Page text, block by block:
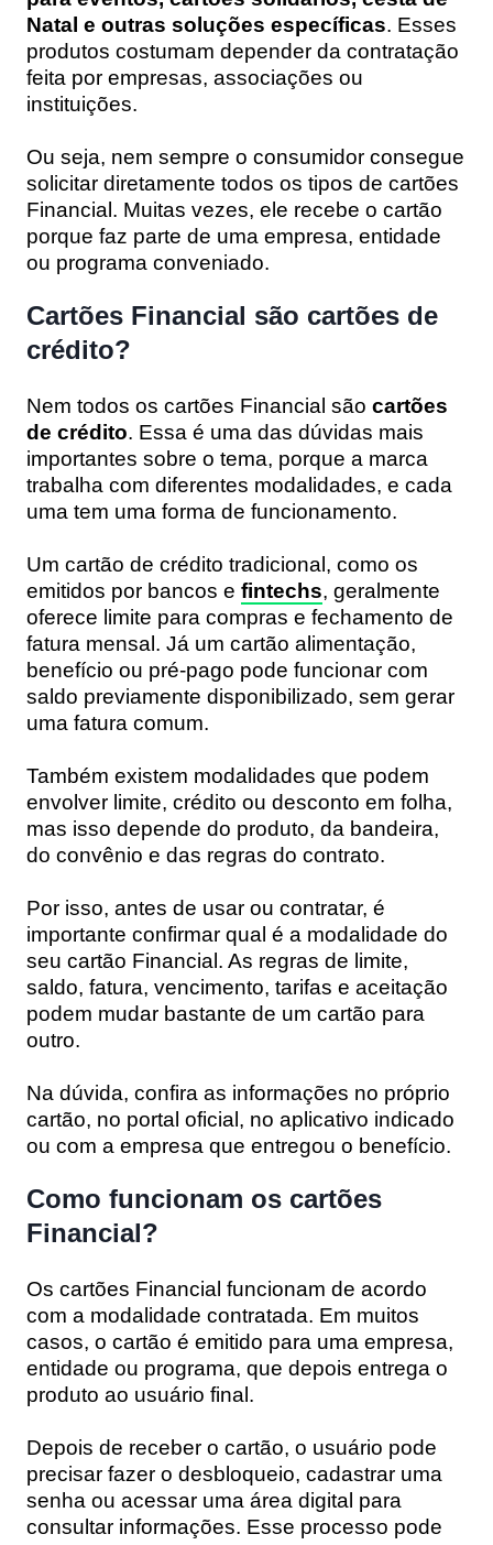
Natal e outras soluções específicas. Esses
produtos costumam depender da contratação
feita por empresas, associações ou
instituições.
Ou seja, nem sempre o consumidor consegue
solicitar diretamente todos os tipos de cartões
Financial. Muitas vezes, ele recebe o cartão
porque faz parte de uma empresa, entidade
ou programa conveniado.
Cartões Financial são cartões de
crédito?
Nem todos os cartões Financial são cartões
de crédito. Essa é uma das dúvidas mais
importantes sobre o tema, porque a marca
trabalha com diferentes modalidades, e cada
uma tem uma forma de funcionamento.
Um cartão de crédito tradicional, como os
emitidos por bancos e fintechs, geralmente
oferece limite para compras e fechamento de
fatura mensal. Já um cartão alimentação,
benefício ou pré-pago pode funcionar com
saldo previamente disponibilizado, sem gerar
uma fatura comum.
Também existem modalidades que podem
envolver limite, crédito ou desconto em folha,
mas isso depende do produto, da bandeira,
do convênio e das regras do contrato.
Por isso, antes de usar ou contratar, é
importante confirmar qual é a modalidade do
seu cartão Financial. As regras de limite,
saldo, fatura, vencimento, tarifas e aceitação
podem mudar bastante de um cartão para
outro.
Na dúvida, confira as informações no próprio
cartão, no portal oficial, no aplicativo indicado
ou com a empresa que entregou o benefício.
Como funcionam os cartões
Financial?
Os cartões Financial funcionam de acordo
com a modalidade contratada. Em muitos
casos, o cartão é emitido para uma empresa,
entidade ou programa, que depois entrega o
produto ao usuário final.
Depois de receber o cartão, o usuário pode
precisar fazer o desbloqueio, cadastrar uma
senha ou acessar uma área digital para
consultar informações. Esse processo pode